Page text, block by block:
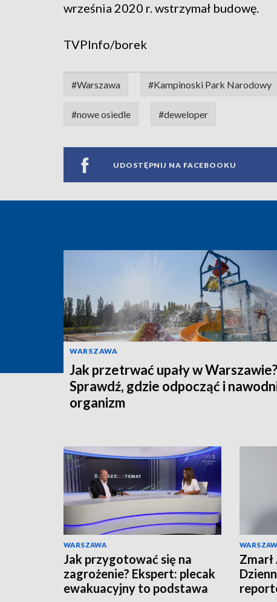
września 2020 r. wstrzymał budowę.
TVPInfo/borek
#Warszawa #Kampinoski Park Narodowy
#nowe osiedle #deweloper
UDOSTĘPNIJ NA FACEBOOKU
WARSZAWA
Jak przetrwać upały w Warszawie?
Sprawdź, gdzie odpocząć i
organizm
WARSZAWA
Jak przygotować się na
zagrożenie? Ekspert: plecak
ewakuacyjny to podstawa